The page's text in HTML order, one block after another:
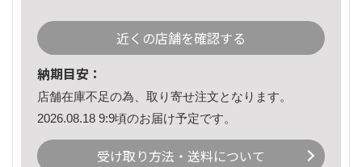
近くの店舗を確認する
納期目安：
店舗在庫不足の為、取り寄せ注文となります。
2026.08.18 9:9頃のお届け予定です。
受け取り方法・送料について